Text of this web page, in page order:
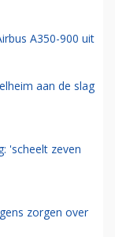
A350-900 uit
aan de slag
'scheelt zeven
zorgen over